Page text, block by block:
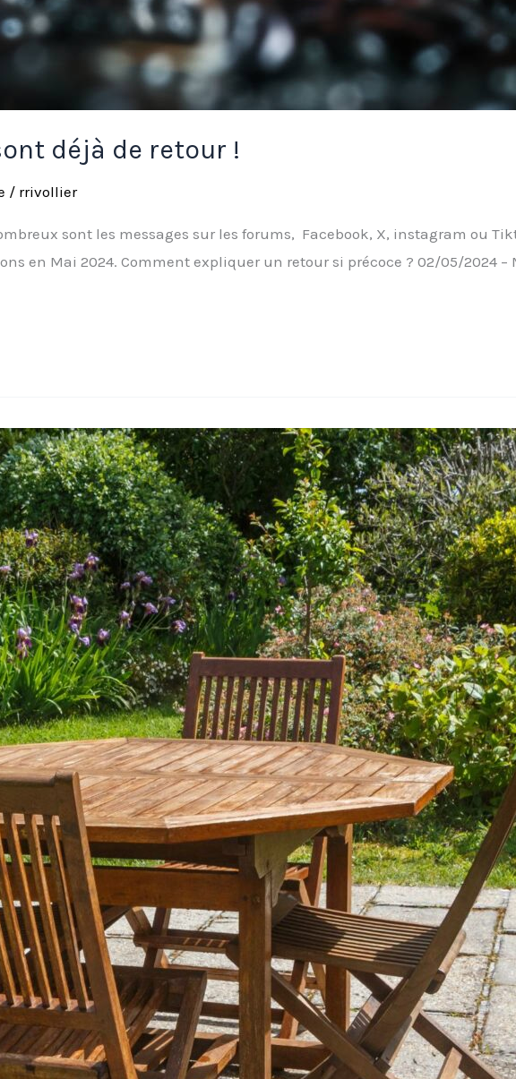
déjà de retour !
/ rrivollier
sont les messages sur les forums, Facebook, X, instagram ou
en Mai 2024. Comment expliquer un retour si précoce ? 02/05/2024 –